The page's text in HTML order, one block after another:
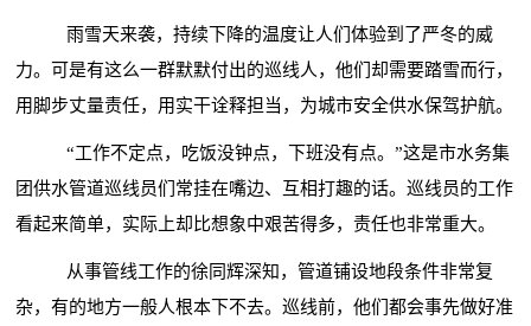
雨雪天来袭，持续下降的温度让人们体验到了严冬的威
力。可是有这么一群默默付出的巡线人，他们却需要踏雪而行，
用脚步丈量责任，用实干诠释担当，为城市安全供水保驾护航。
“工作不定点，吃饭没钟点，下班没有点。”这是市水务集
团供水管道巡线员们常挂在嘴边、互相打趣的话。巡线员的工作
看起来简单，实际上却比想象中艰苦得多，责任也非常重大。
从事管线工作的徐同辉深知，管道铺设地段条件非常复
杂，有的地方一般人根本下不去。巡线前，他们都会事先做好准